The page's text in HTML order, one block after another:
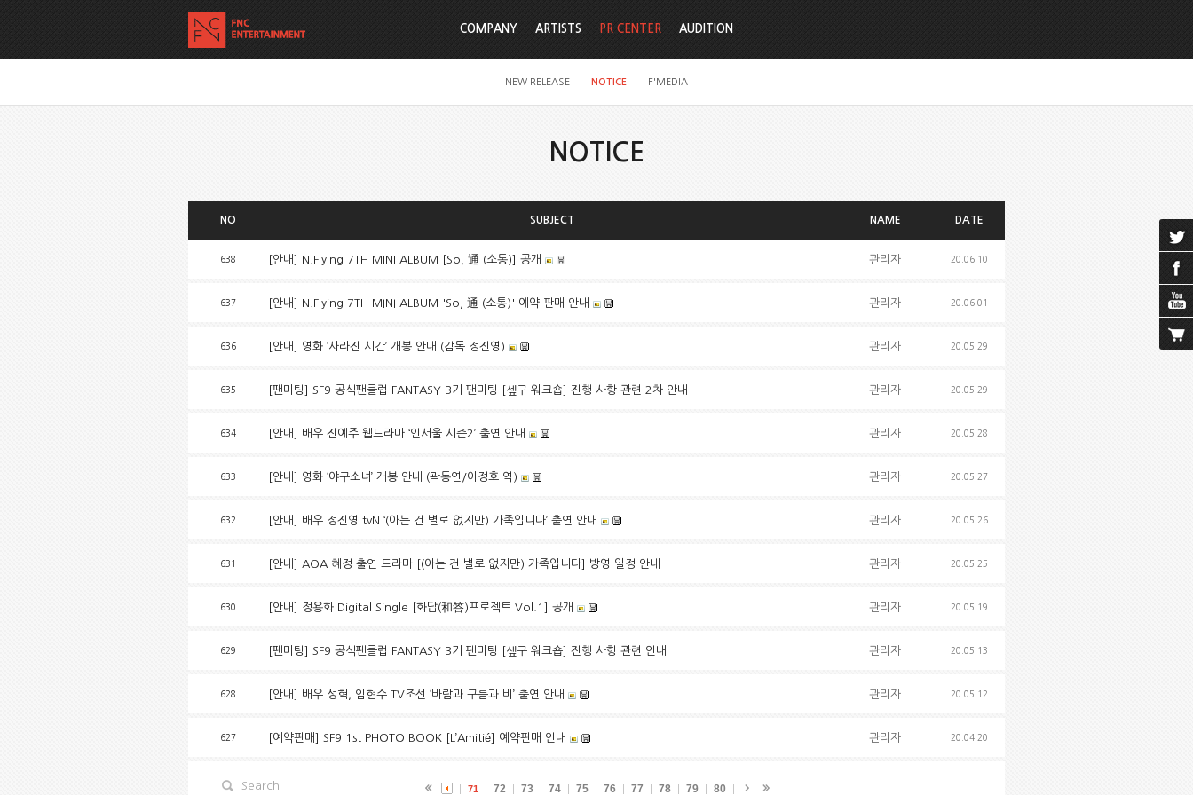
COMPANY ARTISTS PR CENTER
NEW RELEASE NOTICE F'MEDIA
AUDITION
NOTICE
NO SUBJECT NAME DATE
638 [안내] N.Flying 7TH MINI ALBUM [So, 通 (소통)] 공개 관리자 20.06.10
637 [안내] N.Flying 7TH MINI ALBUM 'So, 通 (소통)' 예약 판매 안내 관리자 20.06.01
636 [안내] 영화 ‘사라진 시간’ 개봉 안내 (감독 정진영) 관리자 20.05.29
635 [팬미팅] SF9 공식팬클럽 FANTASY 3기 팬미팅 [셒구 워크숍] 진행 사항 관련 2차 안내 관리자 20.05.29
634 [안내] 배우 진예주 웹드라마 ‘인서울 시즌2’ 출연 안내 관리자 20.05.28
633 [안내] 영화 ‘야구소녀’ 개봉 안내 (곽동연/이정호 역) 관리자 20.05.27
632 [안내] 배우 정진영 tvN ‘(아는 건 별로 없지만) 가족입니다’ 출연 안내 관리자 20.05.26
631 [안내] AOA 혜정 출연 드라마 [(아는 건 별로 없지만) 가족입니다] 방영 일정 안내 관리자 20.05.25
630 [안내] 정용화 Digital Single [화답(和答)프로젝트 Vol.1] 공개 관리자 20.05.19
629 [팬미팅] SF9 공식팬클럽 FANTASY 3기 팬미팅 [셒구 워크숍] 진행 사항 관련 안내 관리자 20.05.13
628 [안내] 배우 성혁, 임현수 TV조선 ‘바람과 구름과 비’ 출연 안내 관리자 20.05.12
627 [예약판매] SF9 1st PHOTO BOOK [L’Amitié] 예약판매 안내 관리자 20.04.20
71 72 73 74 75 76 77 78 79 80
Search